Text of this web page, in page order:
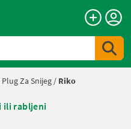
Plug Za Snijeg / Riko
ili rabljeni